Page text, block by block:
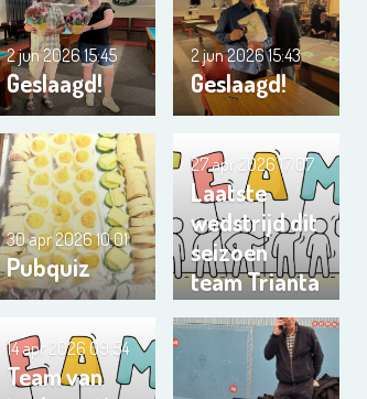
Geslaagd!
2 jun 202615:45
Geslaagd!
2 jun 202615:43
Pubquiz
30 apr 202610:01
Laatste
wedstrijd dit
seizoen
team Trianta
01
27 apr 202617:07
Team van
14 apr 2026 09:54